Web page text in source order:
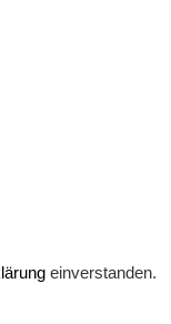
einverstanden.